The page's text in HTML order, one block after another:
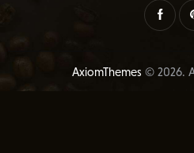
AxiomThemes © 2026.